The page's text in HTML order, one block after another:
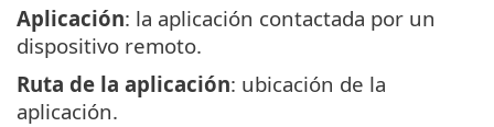
Aplicación: la aplicación contactada por un
dispositivo remoto.
Ruta de la aplicación: ubicación de la
aplicación.